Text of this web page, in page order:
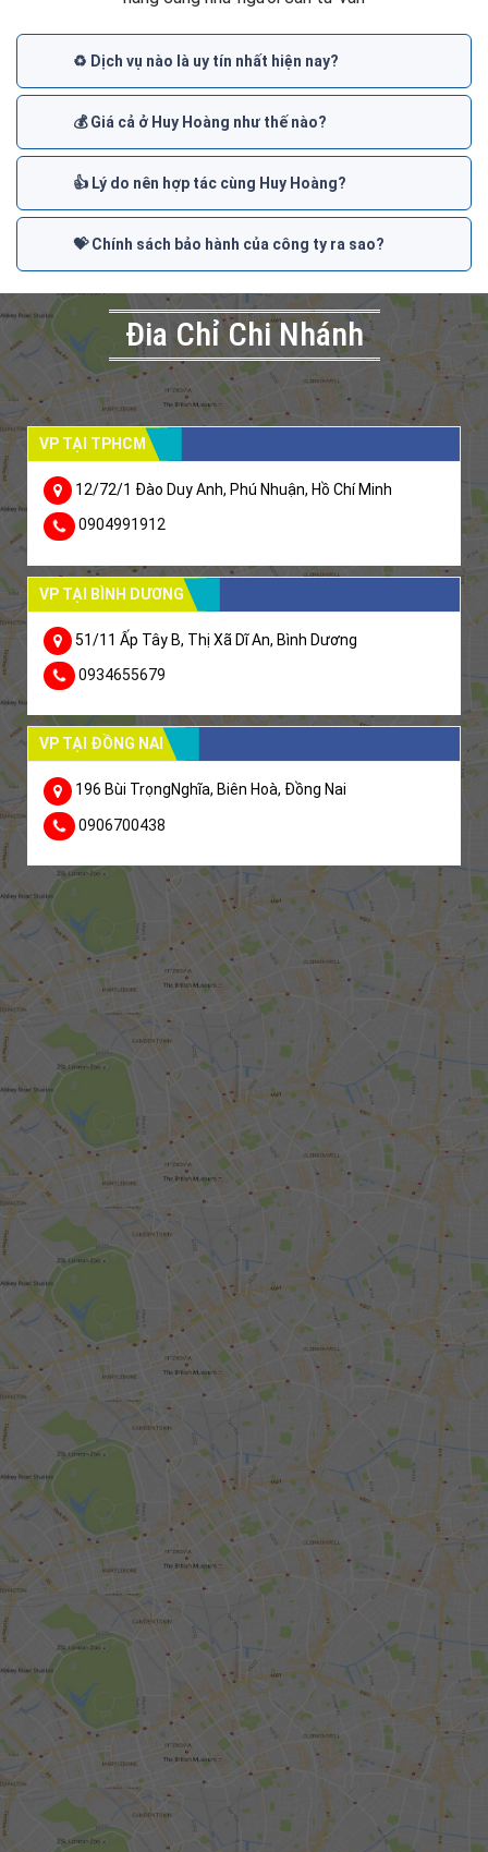
♻️ Dịch vụ nào là uy tín nhất hiện nay?
💰 Giá cả ở Huy Hoàng như thế nào?
👍 Lý do nên hợp tác cùng Huy Hoàng?
💝 Chính sách bảo hành của công ty ra sao?
Đia Chỉ Chi Nhánh
VP TẠI TPHCM
12/72/1 Đào Duy Anh, Phú Nhuận, Hồ Chí Minh
0904991912
VP TẠI BÌNH DƯƠNG
51/11 Ấp Tây B, Thị Xã Dĩ An, Bình Dương
0934655679
VP TẠI ĐỒNG NAI
196 Bùi TrọngNghĩa, Biên Hoà, Đồng Nai
0906700438